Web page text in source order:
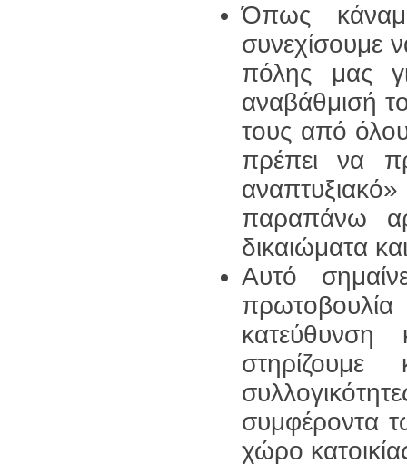
Όπως
συνεχίσουμε
πόλης μας
αναβάθμισή
τους από
πρέπει να
παραπάνω
δικαιώματα
Αυτό
συμφέροντα
χώρο